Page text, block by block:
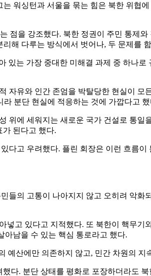
워싱턴과 서울을 묶는 힘은 북한 위협
점을 강조했다. 북한 정권이 주민 통제
해 다루는 방식에서 벗어나, 두 문제를
는 가장 중대한 미해결 과제 중 하나
자유와 인간 존엄을 박탈당한 현실이 모
분단 현실에 적응하는 것에 가깝다고 했
에 세워지는 새로운 국가 건설로 통일
된다고 했다.
고 우려했다. 플린 회장은 이런 흐름
의 고통이 나아지지 않고 오히려 악화
고 있다고 지적했다. 또 북한이 핵무기
아남을 수 있는 핵심 통로라고 했다.
산에만 의존하지 않고, 민간 차원의
다. 분단 상태를 평화로 포장하더라도